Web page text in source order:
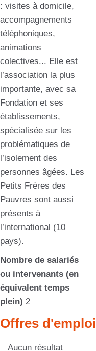
: visites à domicile,
accompagnements
téléphoniques,
animations
colectives... Elle est
l’association la plus
importante, avec sa
Fondation et ses
établissements,
spécialisée sur les
problématiques de
l’isolement des
personnes âgées. Les
Petits Frères des
Pauvres sont aussi
présents à
l’international (10
pays).
Nombre de salariés
ou intervenants (en
équivalent temps
plein) 2
Offres d'emploi
Aucun résultat